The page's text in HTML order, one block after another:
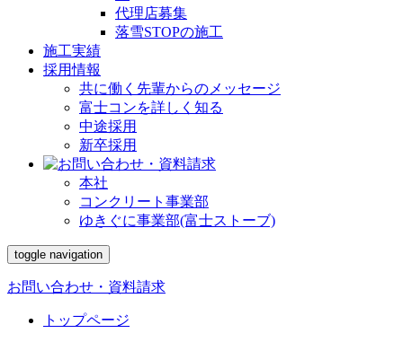
代理店募集
落雪STOPの施工
施工実績
採用情報
共に働く先輩からのメッセージ
富士コンを詳しく知る
中途採用
新卒採用
本社
コンクリート事業部
ゆきぐに事業部(富士ストーブ)
toggle navigation
お問い合わせ・資料請求
トップページ